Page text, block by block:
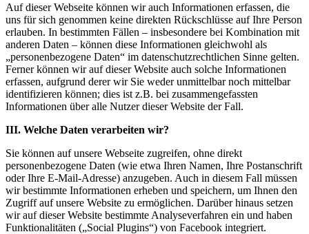
Auf dieser Webseite können wir auch Informationen erfassen, die
uns für sich genommen keine direkten Rückschlüsse auf Ihre Person
erlauben. In bestimmten Fällen – insbesondere bei Kombination mit
anderen Daten – können diese Informationen gleichwohl als
„personenbezogene Daten“ im datenschutzrechtlichen Sinne gelten.
Ferner können wir auf dieser Website auch solche Informationen
erfassen, aufgrund derer wir Sie weder unmittelbar noch mittelbar
identifizieren können; dies ist z.B. bei zusammengefassten
Informationen über alle Nutzer dieser Website der Fall.
III. Welche Daten verarbeiten wir?
Sie können auf unsere Webseite zugreifen, ohne direkt
personenbezogene Daten (wie etwa Ihren Namen, Ihre Postanschrift
oder Ihre E-Mail-Adresse) anzugeben. Auch in diesem Fall müssen
wir bestimmte Informationen erheben und speichern, um Ihnen den
Zugriff auf unsere Website zu ermöglichen. Darüber hinaus setzen
wir auf dieser Website bestimmte Analyseverfahren ein und haben
Funktionalitäten („Social Plugins“) von Facebook integriert.